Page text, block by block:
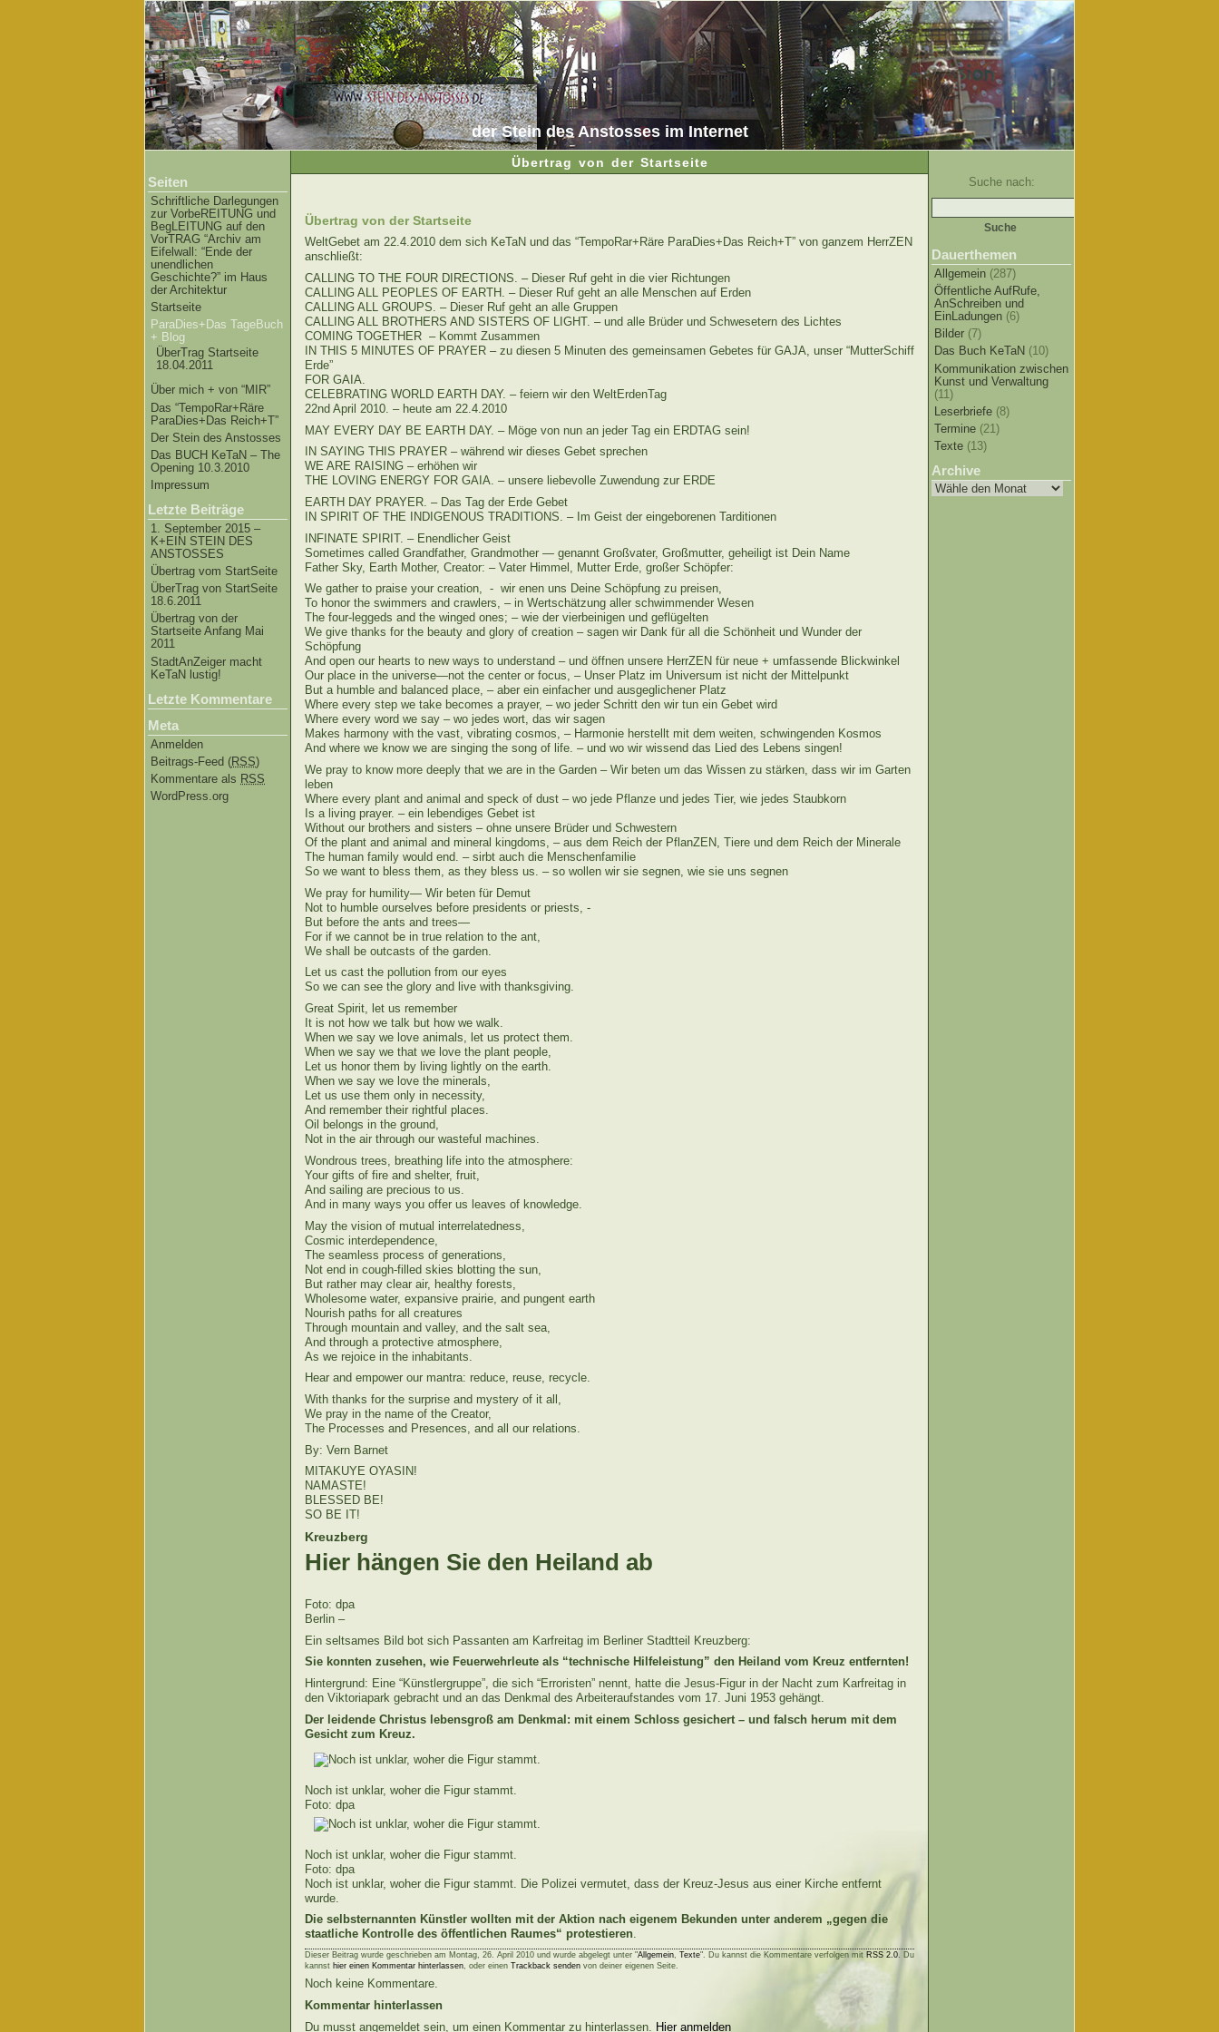
der Stein des Anstosses im Internet
Übertrag von der Startseite
Seiten
Schriftliche Darlegungen
zur VorbeREITUNG und
BegLEITUNG auf den
VorTRAG “Archiv am
Eifelwall: “Ende der
unendlichen
Geschichte?” im Haus
der Architektur
Startseite
ParaDies+Das TageBuch
+ Blog
ÜberTrag Startseite
18.04.2011
Über mich + von “MIR”
Das “TempoRar+Räre
ParaDies+Das Reich+T”
Der Stein des Anstosses
Das BUCH KeTaN – The
Opening 10.3.2010
Impressum
Letzte Beiträge
1. September 2015 –
K+EIN STEIN DES
ANSTOSSES
Übertrag vom StartSeite
ÜberTrag von StartSeite
18.6.2011
Übertrag von der
Startseite Anfang Mai
2011
StadtAnZeiger macht
KeTaN lustig!
Letzte Kommentare
Meta
Anmelden
Beitrags-Feed (RSS)
Kommentare als RSS
WordPress.org
Suche nach:
Dauerthemen
Allgemein (287)
Öffentliche AufRufe,
AnSchreiben und
EinLadungen (6)
Bilder (7)
Das Buch KeTaN (10)
Kommunikation zwischen
Kunst und Verwaltung
(11)
Leserbriefe (8)
Termine (21)
Texte (13)
Archive
Übertrag von der Startseite
WeltGebet am 22.4.2010 dem sich KeTaN und das “TempoRar+Räre ParaDies+Das Reich+T” von ganzem HerrZEN
anschließt:
CALLING TO THE FOUR DIRECTIONS. – Dieser Ruf geht in die vier Richtungen
CALLING ALL PEOPLES OF EARTH. – Dieser Ruf geht an alle Menschen auf Erden
CALLING ALL GROUPS. – Dieser Ruf geht an alle Gruppen
CALLING ALL BROTHERS AND SISTERS OF LIGHT. – und alle Brüder und Schwesetern des Lichtes
COMING TOGETHER – Kommt Zusammen
IN THIS 5 MINUTES OF PRAYER – zu diesen 5 Minuten des gemeinsamen Gebetes für GAJA, unser “MutterSchiff
Erde”
FOR GAIA.
CELEBRATING WORLD EARTH DAY. – feiern wir den WeltErdenTag
22nd April 2010. – heute am 22.4.2010
MAY EVERY DAY BE EARTH DAY. – Möge von nun an jeder Tag ein ERDTAG sein!
IN SAYING THIS PRAYER – während wir dieses Gebet sprechen
WE ARE RAISING – erhöhen wir
THE LOVING ENERGY FOR GAIA. – unsere liebevolle Zuwendung zur ERDE
EARTH DAY PRAYER. – Das Tag der Erde Gebet
IN SPIRIT OF THE INDIGENOUS TRADITIONS. – Im Geist der eingeborenen Tarditionen
INFINATE SPIRIT. – Enendlicher Geist
Sometimes called Grandfather, Grandmother — genannt Großvater, Großmutter, geheiligt ist Dein Name
Father Sky, Earth Mother, Creator: – Vater Himmel, Mutter Erde, großer Schöpfer:
We gather to praise your creation, - wir enen uns Deine Schöpfung zu preisen,
To honor the swimmers and crawlers, – in Wertschätzung aller schwimmender Wesen
The four-leggeds and the winged ones; – wie der vierbeinigen und geflügelten
We give thanks for the beauty and glory of creation – sagen wir Dank für all die Schönheit und Wunder der
Schöpfung
And open our hearts to new ways to understand – und öffnen unsere HerrZEN für neue + umfassende Blickwinkel
Our place in the universe—not the center or focus, – Unser Platz im Universum ist nicht der Mittelpunkt
But a humble and balanced place, – aber ein einfacher und ausgeglichener Platz
Where every step we take becomes a prayer, – wo jeder Schritt den wir tun ein Gebet wird
Where every word we say – wo jedes wort, das wir sagen
Makes harmony with the vast, vibrating cosmos, – Harmonie herstellt mit dem weiten, schwingenden Kosmos
And where we know we are singing the song of life. – und wo wir wissend das Lied des Lebens singen!
We pray to know more deeply that we are in the Garden – Wir beten um das Wissen zu stärken, dass wir im Garten
leben
Where every plant and animal and speck of dust – wo jede Pflanze und jedes Tier, wie jedes Staubkorn
Is a living prayer. – ein lebendiges Gebet ist
Without our brothers and sisters – ohne unsere Brüder und Schwestern
Of the plant and animal and mineral kingdoms, – aus dem Reich der PflanZEN, Tiere und dem Reich der Minerale
The human family would end. – sirbt auch die Menschenfamilie
So we want to bless them, as they bless us. – so wollen wir sie segnen, wie sie uns segnen
We pray for humility— Wir beten für Demut
Not to humble ourselves before presidents or priests, -
But before the ants and trees—
For if we cannot be in true relation to the ant,
We shall be outcasts of the garden.
Let us cast the pollution from our eyes
So we can see the glory and live with thanksgiving.
Great Spirit, let us remember
It is not how we talk but how we walk.
When we say we love animals, let us protect them.
When we say we that we love the plant people,
Let us honor them by living lightly on the earth.
When we say we love the minerals,
Let us use them only in necessity,
And remember their rightful places.
Oil belongs in the ground,
Not in the air through our wasteful machines.
Wondrous trees, breathing life into the atmosphere:
Your gifts of fire and shelter, fruit,
And sailing are precious to us.
And in many ways you offer us leaves of knowledge.
May the vision of mutual interrelatedness,
Cosmic interdependence,
The seamless process of generations,
Not end in cough-filled skies blotting the sun,
But rather may clear air, healthy forests,
Wholesome water, expansive prairie, and pungent earth
Nourish paths for all creatures
Through mountain and valley, and the salt sea,
And through a protective atmosphere,
As we rejoice in the inhabitants.
Hear and empower our mantra: reduce, reuse, recycle.
With thanks for the surprise and mystery of it all,
We pray in the name of the Creator,
The Processes and Presences, and all our relations.
By: Vern Barnet
MITAKUYE OYASIN!
NAMASTE!
BLESSED BE!
SO BE IT!
Kreuzberg
Hier hängen Sie den Heiland ab
Foto: dpa
Berlin –
Ein seltsames Bild bot sich Passanten am Karfreitag im Berliner Stadtteil Kreuzberg:
Sie konnten zusehen, wie Feuerwehrleute als “technische Hilfeleistung” den Heiland vom Kreuz entfernten!
Hintergrund: Eine “Künstlergruppe”, die sich “Erroristen” nennt, hatte die Jesus-Figur in der Nacht zum Karfreitag in
den Viktoriapark gebracht und an das Denkmal des Arbeiteraufstandes vom 17. Juni 1953 gehängt.
Der leidende Christus lebensgroß am Denkmal: mit einem Schloss gesichert – und falsch herum mit dem
Gesicht zum Kreuz.
Noch ist unklar, woher die Figur stammt.
Foto: dpa
Noch ist unklar, woher die Figur stammt.
Foto: dpa
Noch ist unklar, woher die Figur stammt. Die Polizei vermutet, dass der Kreuz-Jesus aus einer Kirche entfernt
wurde.
Die selbsternannten Künstler wollten mit der Aktion nach eigenem Bekunden unter anderem „gegen die
staatliche Kontrolle des öffentlichen Raumes“ protestieren.
Dieser Beitrag wurde geschrieben am Montag, 26. April 2010 und wurde abgelegt unter "Allgemein, Texte". Du kannst die Kommentare verfolgen mit RSS 2.0. Du
kannst hier einen Kommentar hinterlassen, oder einen Trackback senden von deiner eigenen Seite.
Noch keine Kommentare.
Kommentar hinterlassen
Du musst angemeldet sein, um einen Kommentar zu hinterlassen. Hier anmelden